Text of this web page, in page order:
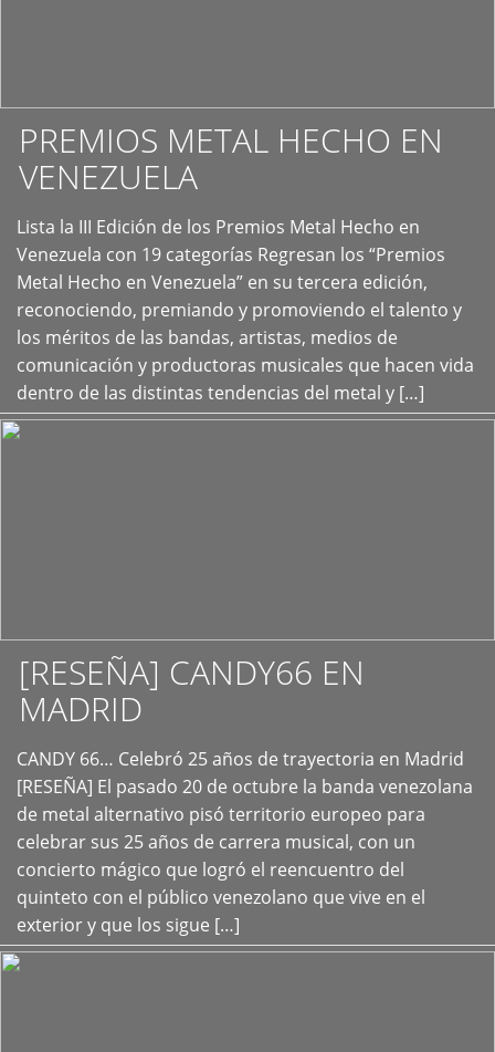
PREMIOS METAL HECHO EN
VENEZUELA
Lista la III Edición de los Premios Metal Hecho en
Venezuela con 19 categorías Regresan los “Premios
Metal Hecho en Venezuela” en su tercera edición,
reconociendo, premiando y promoviendo el talento y
los méritos de las bandas, artistas, medios de
comunicación y productoras musicales que hacen vida
dentro de las distintas tendencias del metal y […]
+
[RESEÑA] CANDY66 EN
MADRID
CANDY 66… Celebró 25 años de trayectoria en Madrid
[RESEÑA] El pasado 20 de octubre la banda venezolana
de metal alternativo pisó territorio europeo para
celebrar sus 25 años de carrera musical, con un
concierto mágico que logró el reencuentro del
quinteto con el público venezolano que vive en el
exterior y que los sigue […]
+